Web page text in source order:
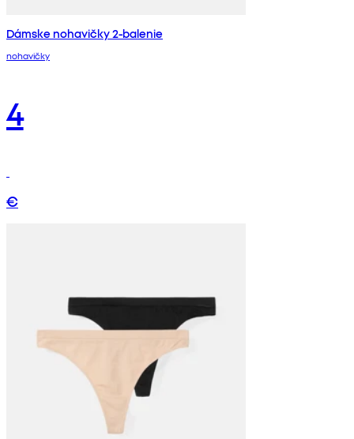
Dámske nohavičky 2-balenie
nohavičky
4
€